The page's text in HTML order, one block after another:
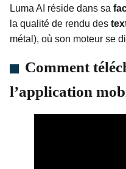
Luma AI réside dans sa
la qualité de rendu des
métal), où son moteur se
Comment
l’application